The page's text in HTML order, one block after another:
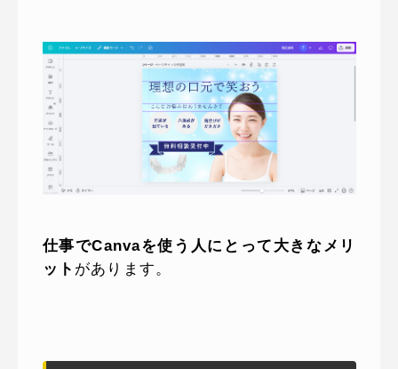
仕事でCanvaを使う人にとって大きなメリ
ット があります。